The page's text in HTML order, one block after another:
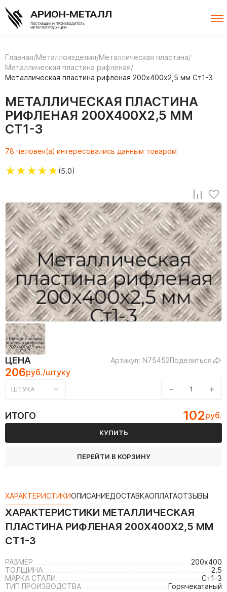
Главная/Металлоизделия/Металлическая пластина/
Металлическая пластина рифленая/
Металлическая пластина рифленая 200х400х2,5 мм Ст1-3
МЕТАЛЛИЧЕСКАЯ ПЛАСТИНА
РИФЛЕНАЯ 200Х400Х2,5 ММ
СТ1-3
78 человек(а) интересовались данным товаром
★★★★★(5.0)
ЦЕНА Артикул: N75452Поделиться
206руб./штуку
ШТУКА − +
ИТОГО 102руб.
КУПИТЬ
ПЕРЕЙТИ В КОРЗИНУ
ХАРАКТЕРИСТИКИОПИСАНИЕДОСТАВКАОПЛАТАОТЗЫВЫ
ХАРАКТЕРИСТИКИ МЕТАЛЛИЧЕСКАЯ
ПЛАСТИНА РИФЛЕНАЯ 200Х400Х2,5 ММ
СТ1-3
РАЗМЕР
200х400
ТОЛЩИНА
2.5
МАРКА СТАЛИ
Ст1-3
ТИП ПРОИЗВОДСТВА
Горячекатаный